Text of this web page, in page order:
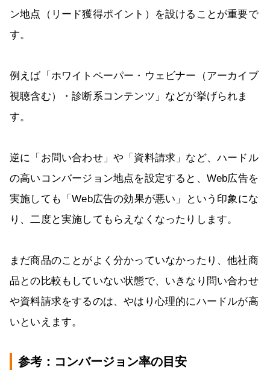
ン地点（リード獲得ポイント）を設けることが重要で
す。
例えば「ホワイトペーパー・ウェビナー（アーカイブ
視聴含む）・診断系コンテンツ」などが挙げられま
す。
逆に「お問い合わせ」や「資料請求」など、ハードル
の高いコンバージョン地点を設定すると、Web広告を
実施しても「Web広告の効果が悪い」という印象にな
り、二度と実施してもらえなくなったりします。
まだ商品のことがよく分かっていなかったり、他社商
品との比較もしていない状態で、いきなり問い合わせ
や資料請求をするのは、やはり心理的にハードルが高
いといえます。
参考：コンバージョン率の目安